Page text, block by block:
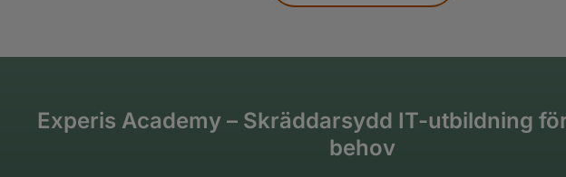
Experis Academy – Skräddarsydd IT-utbildning
behov